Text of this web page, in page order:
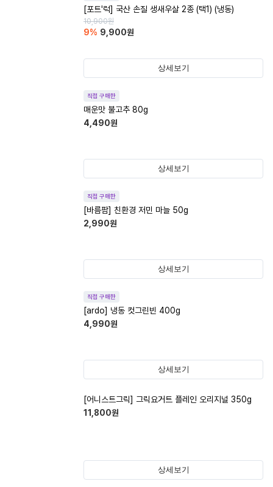
[포트'럭] 국산 손질 생새우살 2종 (택1) (냉동)
10,900원
9% 9,900원
상세보기
직접 구매한
매운맛 불고추 80g
4,490원
상세보기
직접 구매한
[바름팜] 친환경 저민 마늘 50g
2,990원
상세보기
직접 구매한
[ardo] 냉동 컷그린빈 400g
4,990원
상세보기
[어니스트그릭] 그릭요거트 플레인 오리지널 350g
11,800원
상세보기